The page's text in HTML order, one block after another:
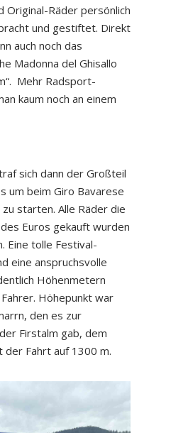
Original-Räder persönlich
und gestiftet. Direkt
auch noch das
Madonna del Ghisallo
Mehr Radsport-
kaum noch an einem
sich dann der Großteil
um beim Giro Bavarese
starten. Alle Räder die
Euros gekauft wurden
Eine tolle Festival-
eine anspruchsvolle
Höhenmetern
Höhepunkt war
den es zur
Firstalm gab, dem
der Fahrt auf 1300 m.